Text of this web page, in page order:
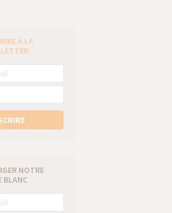
À LA
NOTRE
BLANC